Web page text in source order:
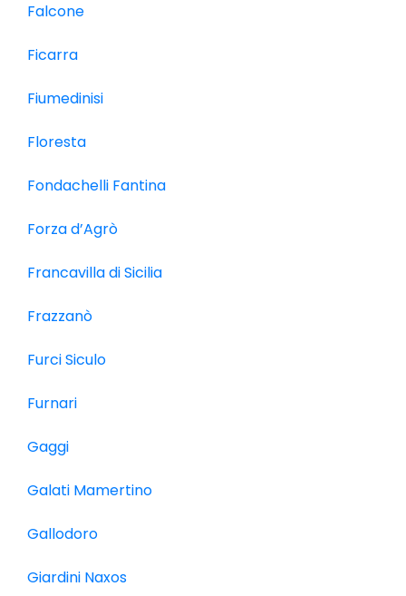
Falcone
Ficarra
Fiumedinisi
Floresta
Fondachelli Fantina
Forza d’Agrò
Francavilla di Sicilia
Frazzanò
Furci Siculo
Furnari
Gaggi
Galati Mamertino
Gallodoro
Giardini Naxos